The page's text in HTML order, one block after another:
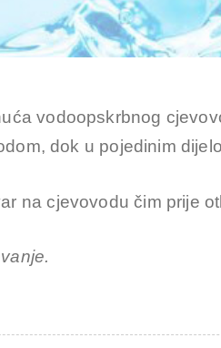
vodoopskrbnog
dok u pojedinim
na cjevovodu čim prije